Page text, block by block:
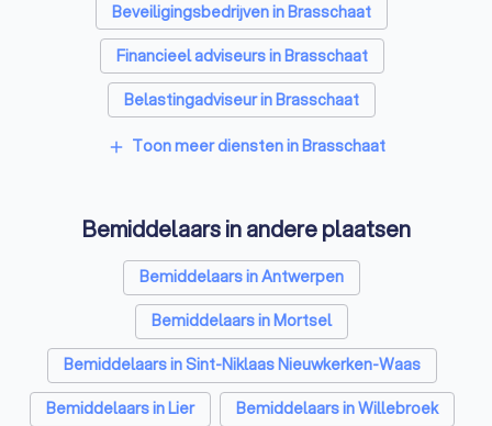
Beveiligingsbedrijven in Brasschaat
Financieel adviseurs in Brasschaat
Belastingadviseur in Brasschaat
Videografen in Brasschaat
add Toon meer diensten in Brasschaat
Bemiddelaars in andere plaatsen
Bemiddelaars in Antwerpen
Bemiddelaars in Mortsel
Bemiddelaars in Sint-Niklaas Nieuwkerken-Waas
Bemiddelaars in Lier
Bemiddelaars in Willebroek